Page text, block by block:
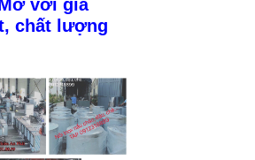
với giá
chất lượng